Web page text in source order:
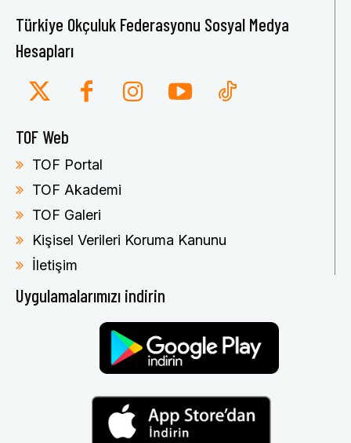
Türkiye Okçuluk Federasyonu Sosyal Medya
Hesapları
TOF Web
TOF Portal
TOF Akademi
TOF Galeri
Kişisel Verileri Koruma Kanunu
İletişim
Uygulamalarımızı indirin